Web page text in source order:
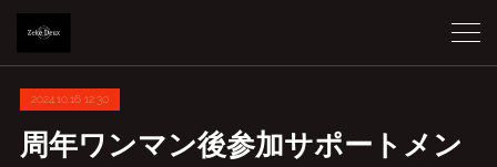
2024.10.16 12:30
周年ワンマン後参加サポートメン